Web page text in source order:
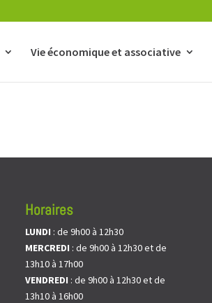
Vie économique et associative
Horaires
LUNDI : de 9h00 à 12h30
MERCREDI : de 9h00 à 12h30 et de
13h10 à 17h00
VENDREDI : de 9h00 à 12h30 et de
13h10 à 16h00